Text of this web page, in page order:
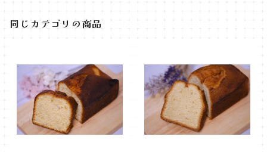
同じカテゴリの商品